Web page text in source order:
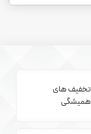
تخفیف های
همیشگی